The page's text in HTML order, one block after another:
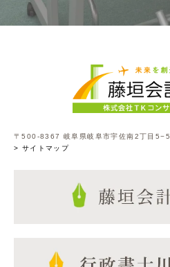
〒500-8367 岐阜県岐阜市宇佐南2丁目5−5
> サイトマップ